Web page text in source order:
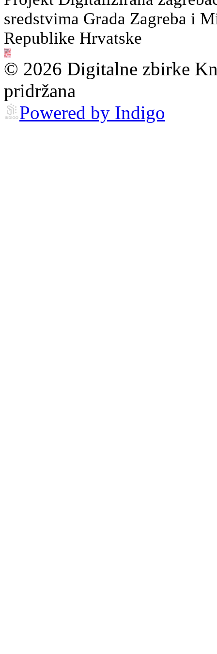
sredstvima Grada Zagreba i
Republike Hrvatske
© 2026 Digitalne zbirke
pridržana
Powered by Indigo